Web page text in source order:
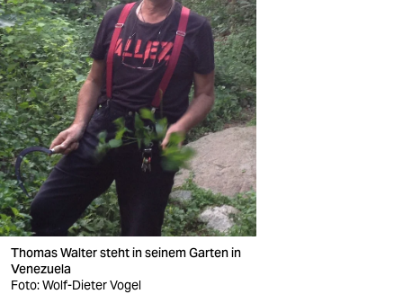
Thomas Walter steht in seinem Garten in
Venezuela
Foto: Wolf-Dieter Vogel